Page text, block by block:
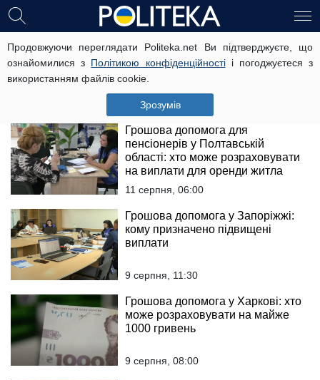
Продовжуючи переглядати Politeka.net Ви підтверджуєте, що
ознайомилися з Політикою конфіденційностіі погоджуєтеся з
використанням файлів cookie.
Зрозумів
Грошова допомога у Кривому
Розі: хто має право на виплати і
як їх отримати
11 серпня, 08:00
Грошова допомога для
пенсіонерів у Полтавській
області: хто може розраховувати
на виплати для оренди житла
11 серпня, 06:00
Грошова допомога у Запоріжжі:
кому призначено підвищені
виплати
9 серпня, 11:30
Грошова допомога у Харкові: хто
може розраховувати на майже
1000 гривень
9 серпня, 08:00